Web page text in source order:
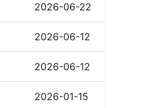
2026-06-22
2026-06-12
2026-06-12
2026-01-15